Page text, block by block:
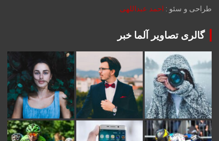
طراحی و سئو : احمد عبداللهی
گالری تصاویر آلما خبر